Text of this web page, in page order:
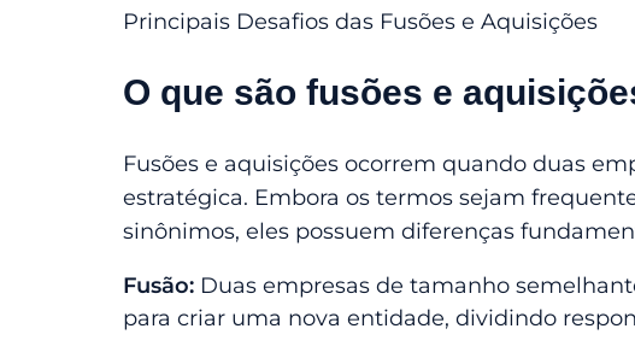
Principais Desafios das Fusões e Aquisições
O que são fusões e
Fusões e aquisições ocorrem quando duas
estratégica. Embora os termos sejam
sinônimos, eles possuem diferenças
Fusão: Duas empresas de tamanho
para criar uma nova entidade, dividindo